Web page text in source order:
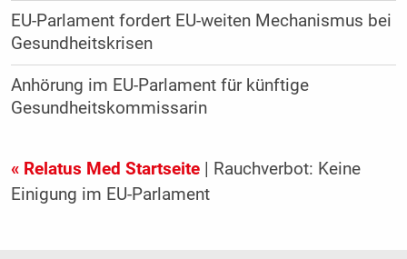
EU-Parlament fordert EU-weiten Mechanismus bei
Gesundheitskrisen
Anhörung im EU-Parlament für künftige
Gesundheitskommissarin
« Relatus Med Startseite| Rauchverbot: Keine
Einigung im EU-Parlament